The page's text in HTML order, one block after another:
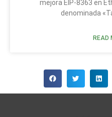
mejora EIP-8363 en
denominada
READ